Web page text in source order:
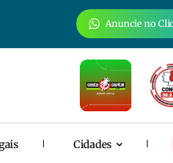
Anuncie no
Cidades